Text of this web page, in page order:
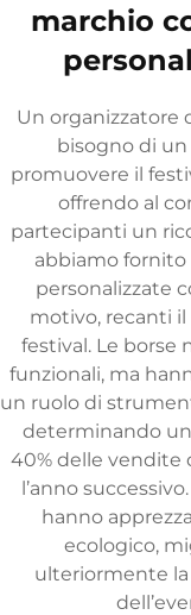
marchio
Un organizzatore
bisogno di
promuovere il
offrendo al
partecipanti un
abbiamo fornito
personalizzate
motivo, recanti
festival. Le borse
funzionali, ma
un ruolo di
determinando
40% delle vendite
l’anno
hanno
ecologico,
ulteriormente